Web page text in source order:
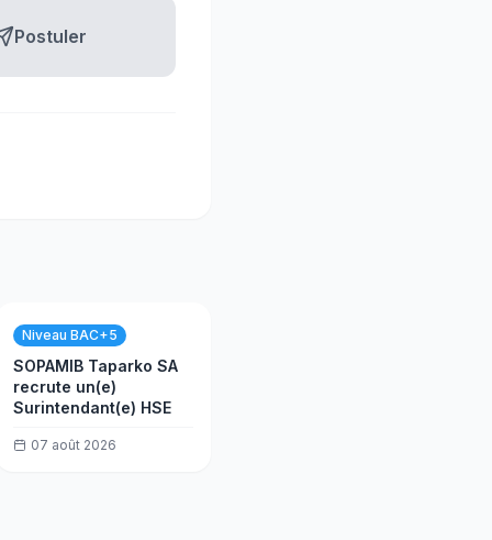
Postuler
Niveau BAC+5
SOPAMIB Taparko SA
recrute un(e)
Surintendant(e) HSE
07 août 2026